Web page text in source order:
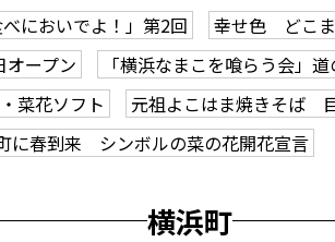
においでよ！」第2回
幸せ色 どこ
ープン
「横浜なまこを喰らう会」
菜花ソフト
元祖よこはま焼きそば
に春到来 シンボルの菜の花開花宣言
横浜町